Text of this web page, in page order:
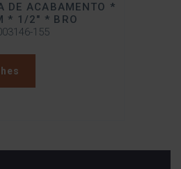
DE ACABAMENTO *
* 1/2″ * BRO
155